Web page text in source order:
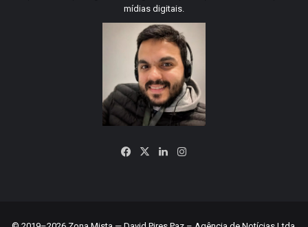
mídias digitais.
Facebook
X LinkedinInstagram